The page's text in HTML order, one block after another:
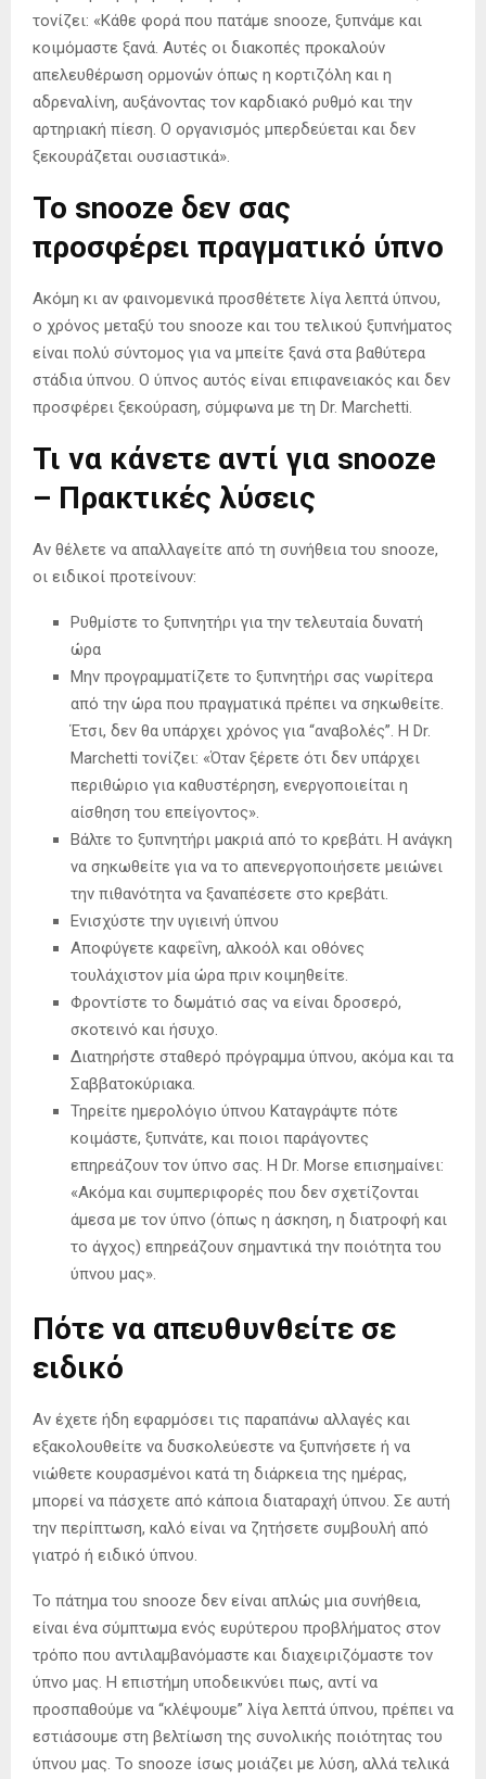
τονίζει: «Κάθε φορά που πατάμε snooze, ξυπνάμε και
κοιμόμαστε ξανά. Αυτές οι διακοπές προκαλούν
απελευθέρωση ορμονών όπως η κορτιζόλη και η
αδρεναλίνη, αυξάνοντας τον καρδιακό ρυθμό και την
αρτηριακή πίεση. Ο οργανισμός μπερδεύεται και δεν
ξεκουράζεται ουσιαστικά».
Το snooze δεν σας
προσφέρει πραγματικό ύπνο
Ακόμη κι αν φαινομενικά προσθέτετε λίγα λεπτά ύπνου,
ο χρόνος μεταξύ του snooze και του τελικού ξυπνήματος
είναι πολύ σύντομος για να μπείτε ξανά στα βαθύτερα
στάδια ύπνου. Ο ύπνος αυτός είναι επιφανειακός και δεν
προσφέρει ξεκούραση, σύμφωνα με τη Dr. Marchetti.
Τι να κάνετε αντί για snooze
– Πρακτικές λύσεις
Αν θέλετε να απαλλαγείτε από τη συνήθεια του snooze,
οι ειδικοί προτείνουν:
Ρυθμίστε το ξυπνητήρι για την τελευταία δυνατή
ώρα
Μην προγραμματίζετε το ξυπνητήρι σας νωρίτερα
από την ώρα που πραγματικά πρέπει να σηκωθείτε.
Έτσι, δεν θα υπάρχει χρόνος για “αναβολές”. Η Dr.
Marchetti τονίζει: «Όταν ξέρετε ότι δεν υπάρχει
περιθώριο για καθυστέρηση, ενεργοποιείται η
αίσθηση του επείγοντος».
Βάλτε το ξυπνητήρι μακριά από το κρεβάτι. Η ανάγκη
να σηκωθείτε για να το απενεργοποιήσετε μειώνει
την πιθανότητα να ξαναπέσετε στο κρεβάτι.
Ενισχύστε την υγιεινή ύπνου
Αποφύγετε καφεΐνη, αλκοόλ και οθόνες
τουλάχιστον μία ώρα πριν κοιμηθείτε.
Φροντίστε το δωμάτιό σας να είναι δροσερό,
σκοτεινό και ήσυχο.
Διατηρήστε σταθερό πρόγραμμα ύπνου, ακόμα και τα
Σαββατοκύριακα.
Τηρείτε ημερολόγιο ύπνου Καταγράψτε πότε
κοιμάστε, ξυπνάτε, και ποιοι παράγοντες
επηρεάζουν τον ύπνο σας. Η Dr. Morse επισημαίνει:
«Ακόμα και συμπεριφορές που δεν σχετίζονται
άμεσα με τον ύπνο (όπως η άσκηση, η διατροφή και
το άγχος) επηρεάζουν σημαντικά την ποιότητα του
ύπνου μας».
Πότε να απευθυνθείτε σε
ειδικό
Αν έχετε ήδη εφαρμόσει τις παραπάνω αλλαγές και
εξακολουθείτε να δυσκολεύεστε να ξυπνήσετε ή να
νιώθετε κουρασμένοι κατά τη διάρκεια της ημέρας,
μπορεί να πάσχετε από κάποια διαταραχή ύπνου. Σε αυτή
την περίπτωση, καλό είναι να ζητήσετε συμβουλή από
γιατρό ή ειδικό ύπνου.
Το πάτημα του snooze δεν είναι απλώς μια συνήθεια,
είναι ένα σύμπτωμα ενός ευρύτερου προβλήματος στον
τρόπο που αντιλαμβανόμαστε και διαχειριζόμαστε τον
ύπνο μας. Η επιστήμη υποδεικνύει πως, αντί να
προσπαθούμε να “κλέψουμε” λίγα λεπτά ύπνου, πρέπει να
εστιάσουμε στη βελτίωση της συνολικής ποιότητας του
ύπνου μας. Το snooze ίσως μοιάζει με λύση, αλλά τελικά